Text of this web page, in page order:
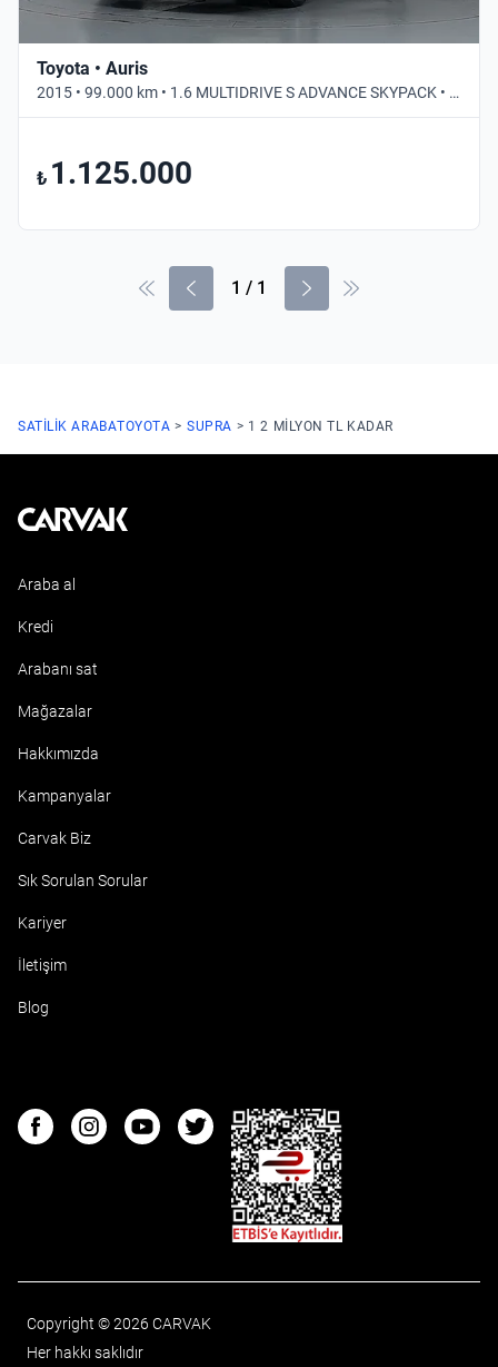
Toyota • Auris
2015 • 99.000 km • 1.6 MULTIDRIVE S ADVANCE SKYPACK • Otomatik
₺ 1.125.000
1 / 1
SATILIK ARABATOYOTA SUPRA 1 2 MILYON TL KADAR
Kavak
Araba al
Kredi
Arabanı sat
Mağazalar
Hakkımızda
Kampanyalar
Carvak Biz
Sık Sorulan Sorular
Kariyer
İletişim
Blog
FacebookInstagramYoutubeTwitter
ETBIS
Copyright © 2026 CARVAK
Her hakkı saklıdır